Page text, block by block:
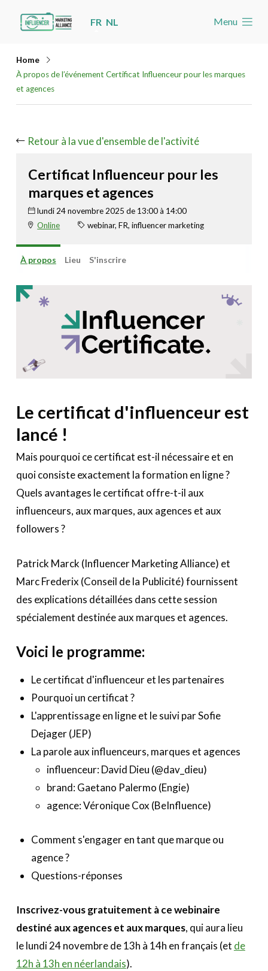
Jump
to
navigation
Jump
main
FR NL Menu
Home
À propos de l’événement Certificat Influenceur pour les marques
et agences
Retour à la vue d'ensemble de l'activité
Certificat Influenceur pour les
marques et agences
lundi 24 novembre 2025 de 13:00 à 14:00
Online
webinar, FR, influencer marketing
À propos Lieu S'inscrire
Le certificat d'influenceur est
lancé !
Mais pourquoi ce certificat est-il nécessaire et en
quoi consiste exactement la formation en ligne ?
Quels avantages le certificat offre-t-il aux
influenceurs, aux marques, aux agences et aux
followers ?
Patrick Marck (Influencer Marketing Alliance) et
Marc Frederix (Conseil de la Publicité) fournissent
des explications détaillées dans cette session
spécialement destinée aux marques et agences.
Voici le programme:
Le certificat d'influenceur et les partenaires
Pourquoi un certificat ?
L'apprentissage en ligne et le suivi par Sofie
Dejager (JEP)
La parole aux influenceurs, marques et agences
influenceur: David Dieu (@dav_dieu)
brand:Gaetano Palermo (Engie)
agence: Véronique Cox (BeInfluence)
Comment s'engager en tant que marque ou
agence ?
Questions-réponses
Inscrivez-vous gratuitement à ce webinaire
destiné aux agences et aux marques, qui aura lieu
le lundi 24 novembre de 13h à 14h en français (et de
12h à 13h en néerlandais).
Les nouvelles
Toolbox